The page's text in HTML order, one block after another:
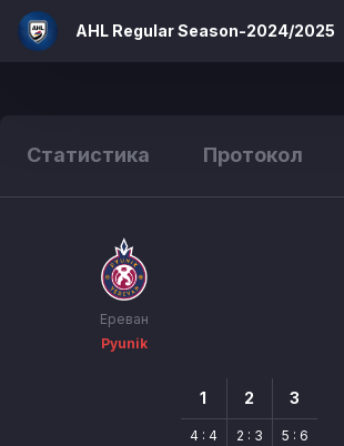
AHL Regular Season-2024/2025
Статистика Протокол
Ереван
Pyunik
1
4 : 4
2
2 : 3
3
5 : 6